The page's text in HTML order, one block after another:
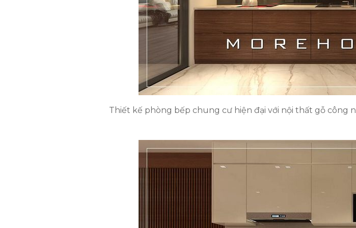
Thiết kế phòng bếp chung cư hiện đại với nội thất gỗ công